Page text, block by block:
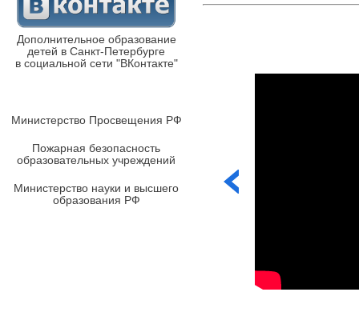
Дополнительное образование
детей в Санкт-Петербурге
в социальной сети "ВКонтакте"
Министерство Просвещения РФ
Пожарная безопасность
образовательных учреждений
Министерство науки и высшего
образования РФ